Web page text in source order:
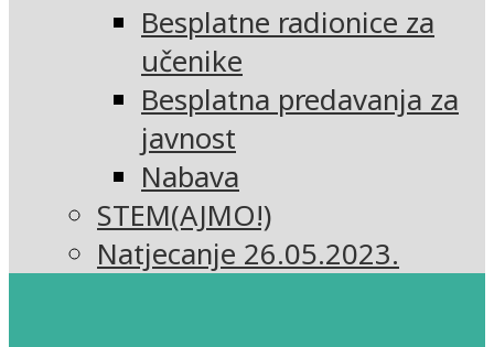
Besplatne radionice za
učenike
Besplatna predavanja za
javnost
Nabava
STEM(AJMO!)
Natjecanje 26.05.2023.